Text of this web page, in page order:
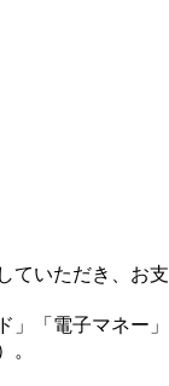
ていただき、お支
」「電子マネー」
。